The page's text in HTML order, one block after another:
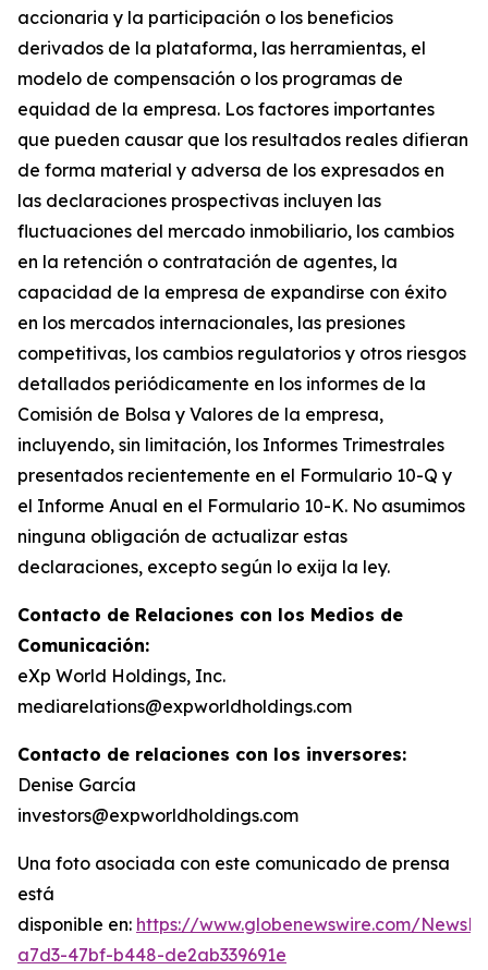
accionaria y la participación o los beneficios
derivados de la plataforma, las herramientas, el
modelo de compensación o los programas de
equidad de la empresa. Los factores importantes
que pueden causar que los resultados reales difieran
de forma material y adversa de los expresados en
las declaraciones prospectivas incluyen las
fluctuaciones del mercado inmobiliario, los cambios
en la retención o contratación de agentes, la
capacidad de la empresa de expandirse con éxito
en los mercados internacionales, las presiones
competitivas, los cambios regulatorios y otros riesgos
detallados periódicamente en los informes de la
Comisión de Bolsa y Valores de la empresa,
incluyendo, sin limitación, los Informes Trimestrales
presentados recientemente en el Formulario 10-Q y
el Informe Anual en el Formulario 10-K. No asumimos
ninguna obligación de actualizar estas
declaraciones, excepto según lo exija la ley.
Contacto de Relaciones con los Medios de
Comunicación:
eXp World Holdings, Inc.
mediarelations@expworldholdings.com
Contacto de relaciones con los inversores:
Denise García
investors@expworldholdings.com
Una foto asociada con este comunicado de prensa
está
disponible en: https://www.globenewswire.com/
a7d3-47bf-b448-de2ab339691e